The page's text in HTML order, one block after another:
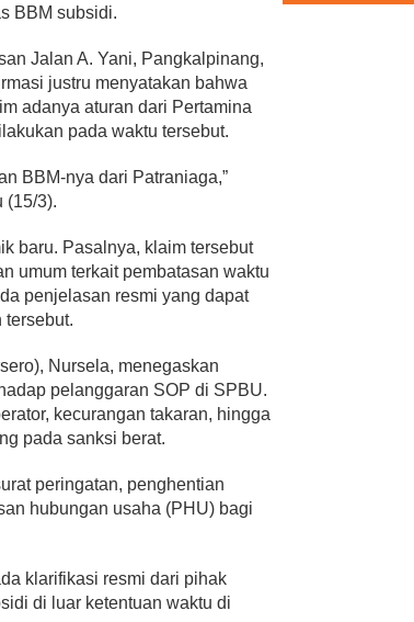
BBM subsidi.
Jalan A. Yani, Pangkalpinang,
justru menyatakan bahwa
adanya aturan dari Pertamina
pada waktu tersebut.
BBM-nya dari Patraniaga,”
(15/3).
baru. Pasalnya, klaim tersebut
umum terkait pembatasan waktu
penjelasan resmi yang dapat
tersebut.
Nursela, menegaskan
pelanggaran SOP di SPBU.
kecurangan takaran, hingga
pada sanksi berat.
peringatan, penghentian
hubungan usaha (PHU) bagi
klarifikasi resmi dari pihak
di luar ketentuan waktu di